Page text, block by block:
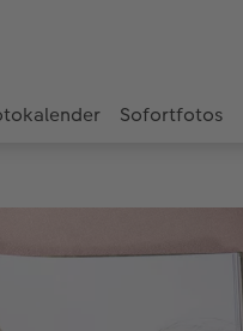
Sofortfotos